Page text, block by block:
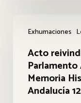
Guerrilla
Antifranquista.
aldea
Exhumaciones
reivindicativo
puertas
Acto
Memoria
Andalucía